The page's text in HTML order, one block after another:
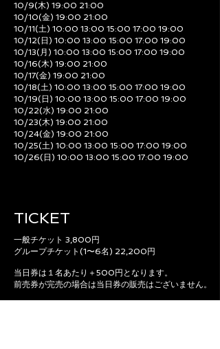
10/9(木) 19:00 21:00
10/10(金) 19:00 21:00
10/11(土) 10:00 13:00 15:00 17:00 19:00
10/12(日) 10:00 13:00 15:00 17:00 19:00
10/13(月) 10:00 13:00 15:00 17:00 19:00
10/16(木) 19:00 21:00
10/17(金) 19:00 21:00
10/18(土) 10:00 13:00 15:00 17:00 19:00
10/19(日) 10:00 13:00 15:00 17:00 19:00
10/22(水) 19:00 21:00
10/23(木) 19:00 21:00
10/24(金) 19:00 21:00
10/25(土) 10:00 13:00 15:00 17:00 19:00
10/26(日) 10:00 13:00 15:00 17:00 19:00
TICKET
一般チケット 3,800円
グループチケット(1〜6名) 22,200円
当日券は１名あたり＋500円となります。
前売券が完売の場合は当日券の販売はございません。